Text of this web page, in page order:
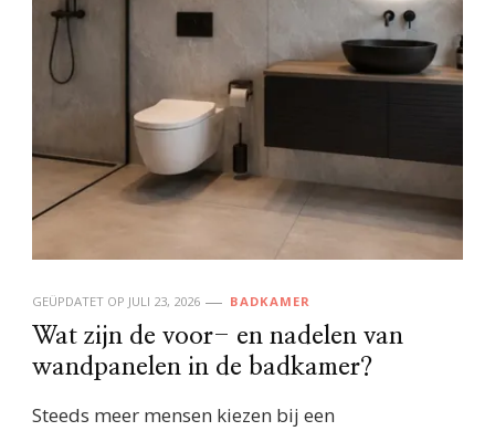
GEÜPDATET OP JULI 23, 2026 BADKAMER
Wat zijn de voor- en nadelen van
wandpanelen in de badkamer?
Steeds meer mensen kiezen bij een